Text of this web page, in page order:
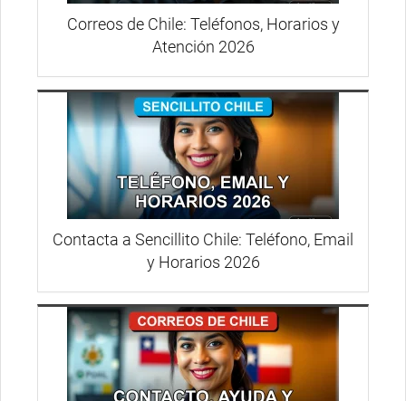
Correos de Chile: Teléfonos, Horarios y
Atención 2026
Contacta a Sencillito Chile: Teléfono, Email
y Horarios 2026